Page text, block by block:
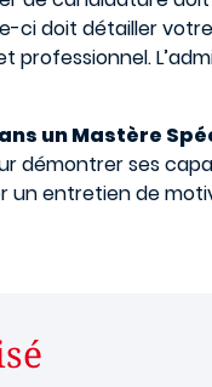
ci doit détailler
un Mastère
démontrer ses
un entretien de